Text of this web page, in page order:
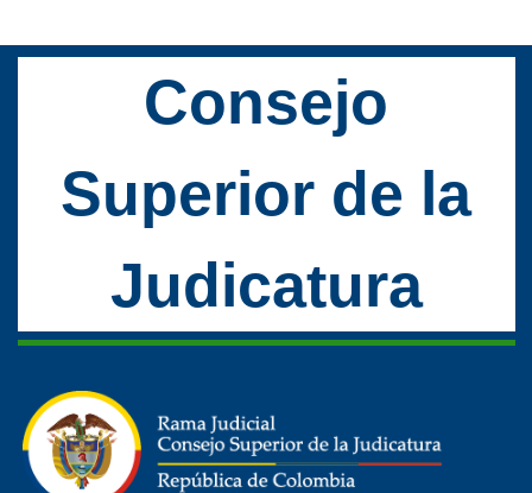
Consejo
Superior de la
Judicatura